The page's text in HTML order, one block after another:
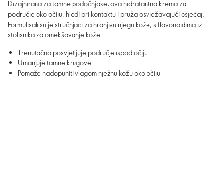
Dizajnirana za tamne podočnjake, ova hidratantna krema za
područje oko očiju, hladi pri kontaktu i pruža osvježavajući osjećaj.
Formulisali su je stručnjaci za hranjivu njegu kože, s flavonoidima iz
stolisnika za omekšavanje kože.
Trenutačno posvjetljuje područje ispod očiju
Umanjuje tamne krugove
Pomaže nadopuniti vlagom nježnu kožu oko očiju